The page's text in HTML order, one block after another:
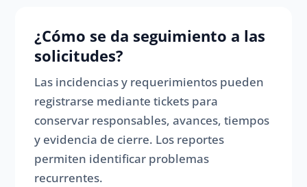
¿Cómo se da seguimiento a las
solicitudes?
Las incidencias y requerimientos pueden
registrarse mediante tickets para
conservar responsables, avances, tiempos
y evidencia de cierre. Los reportes
permiten identificar problemas
recurrentes.